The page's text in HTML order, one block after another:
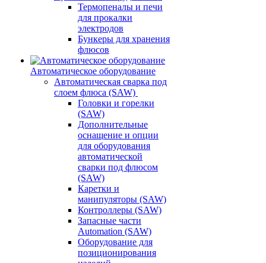
Термопеналы и печи
для прокалки
электродов
Бункеры для хранения
флюсов
Автоматическое оборудование
Автоматическая сварка под
слоем флюса (SAW)
Головки и горелки
(SAW)
Дополнительные
оснащение и опции
для оборудования
автоматической
сварки под флюсом
(SAW)
Каретки и
манипуляторы (SAW)
Контроллеры (SAW)
Запасные части
Automation (SAW)
Оборудование для
позиционирования